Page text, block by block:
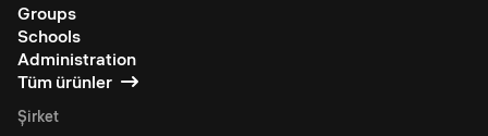
Groups
Schools
Administration
Tüm ürünler
Şirket